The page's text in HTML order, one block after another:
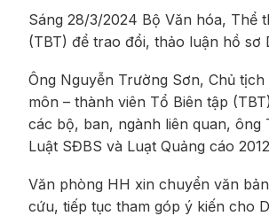
Sáng 28/3/2024 Bộ Văn hóa, Thể
(TBT) để trao đổi, thảo luận hồ sơ
Ông Nguyễn Trường Sơn, Chủ
môn – thành viên Tổ Biên tập
các bộ, ban, ngành liên quan,
Luật SĐBS và Luạt Quảng cáo
Văn phòng HH xin chuyển văn
cứu, tiếp tục tham góp ý kiến cho